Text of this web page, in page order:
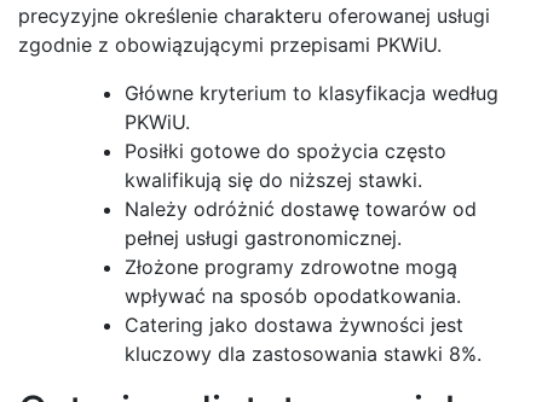
precyzyjne określenie charakteru oferowanej usługi
zgodnie z obowiązującymi przepisami PKWiU.
Główne kryterium to klasyfikacja według
PKWiU.
Posiłki gotowe do spożycia często
kwalifikują się do niższej stawki.
Należy odróżnić dostawę towarów od
pełnej usługi gastronomicznej.
Złożone programy zdrowotne mogą
wpływać na sposób opodatkowania.
Catering jako dostawa żywności jest
kluczowy dla zastosowania stawki 8%.